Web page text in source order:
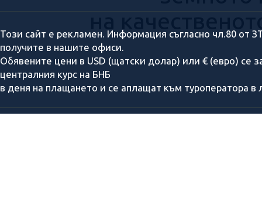
на
Този сайт е рекламен. Информация съгласно чл.80 от
получите в нашите офиси.
Обявените цени в USD (щатски долар) или € (евро) се
централния курс на БНБ
в деня на плащането и се аплащат към туроператора в